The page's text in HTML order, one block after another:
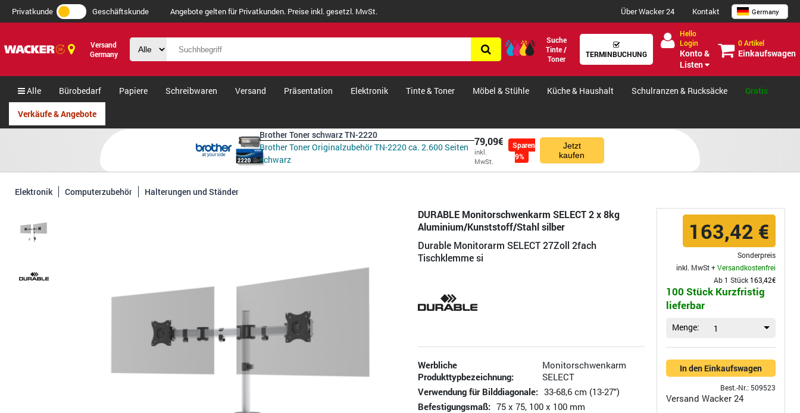
Privatkunde Geschäftskunde Angebote gelten für Privatkunden. Preise inkl. gesetzl. MwSt. Über Wacker 24 Kontakt Germany
Versand
Germany
Suche
Tinte /
Toner
TERMINBUCHUNG
Hello
Login
Konto &
Listen
0 Artikel
Einkaufswagen
Alle Bürobedarf Papiere Schreibwaren Versand Präsentation Elektronik Tinte & Toner Möbel & Stühle Küche & Haushalt Schulranzen & Rucksäcke Gratis
Brother Toner schwarz TN-2220
Brother Toner Originalzubehör TN-2220 ca. 2.600 Seiten
schwarz
79,09€
inkl.
MwSt.
Sparen
9%
Jetzt
kaufen
Elektronik Computerzubehör Halterungen und Ständer
DURABLE Monitorschwenkarm SELECT 2 x 8kg
Aluminium/Kunststoff/Stahl silber
Durable Monitorarm SELECT 27Zoll 2fach
Tischklemme si
Werbliche
Produkttypbezeichnung:
Monitorschwenkarm
SELECT
Verwendung für Bilddiagonale: 33-68,6 cm (13-27")
Befestigungsmaß: 75 x 75, 100 x 100 mm
163,42 €
Sonderpreis
inkl. MwSt +Versandkostenfrei
Ab 1 Stück 163,42€
100 Stück Kurzfristig
lieferbar
Menge: 1
In den Einkaufswagen
Best.-Nr.: 509523
Versand Wacker 24